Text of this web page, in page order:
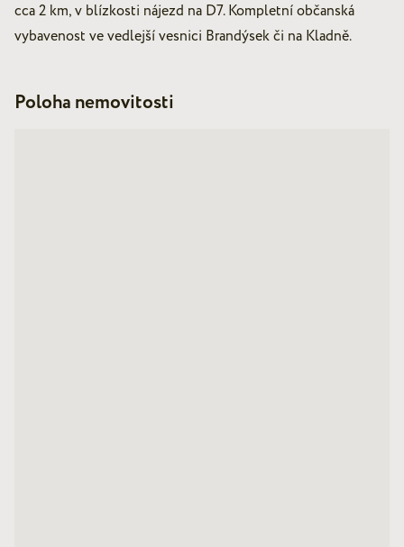
cca 2 km, v blízkosti nájezd na D7. Kompletní občanská
vybavenost ve vedlejší vesnici Brandýsek či na Kladně.
Poloha nemovitosti